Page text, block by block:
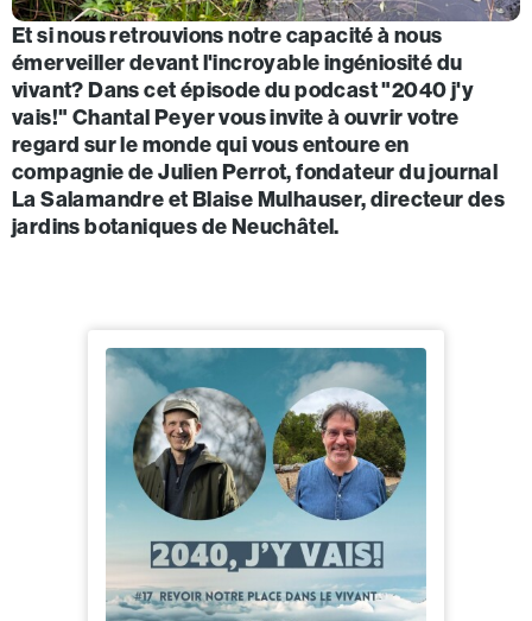
Et si nous retrouvions notre capacité à nous
émerveiller devant l'incroyable ingéniosité du
vivant? Dans cet épisode du podcast "2040 j'y
vais!" Chantal Peyer vous invite à ouvrir votre
regard sur le monde qui vous entoure en
compagnie de Julien Perrot, fondateur du journal
La Salamandre et Blaise Mulhauser, directeur des
jardins botaniques de Neuchâtel.